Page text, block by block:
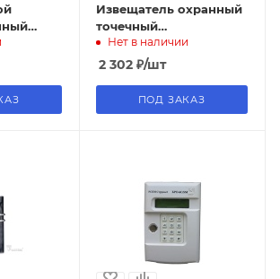
Извещатель охранный
точечный
магнитоконтактный
радиоканальный
Нет в наличии
2 302₽/шт
ПОД ЗАКАЗ